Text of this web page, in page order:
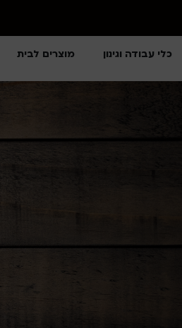
כלי עבודה וגינון מוצרים לבית